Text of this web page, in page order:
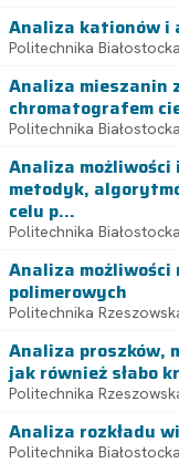
Analiza kationów i
Politechnika Białostocka
Analiza mieszanin
chromatografem
Politechnika Białostocka
Analiza
metodyk,
celu p...
Politechnika Białostocka
Analiza
polimerowych
Politechnika
Analiza proszków,
jak również słabo
Politechnika
Analiza rozkładu
Politechnika Białostocka